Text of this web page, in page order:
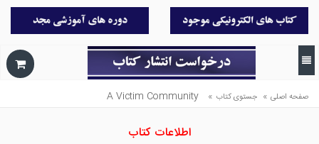
صفحه اصلی » جستوی کتاب »
A Victim Community
اطلاعات کتاب